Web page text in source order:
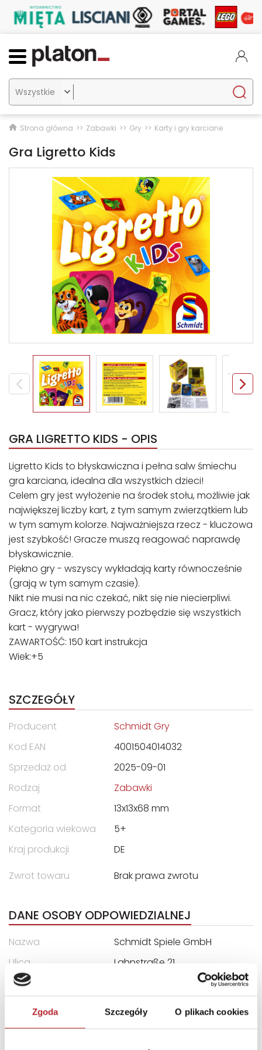
Zgoda Szczegóły O plikach cookies

Strona główna Zabawki Gry Karty i gry karciane
Gra Ligretto Kids
GRA LIGRETTO KIDS - OPIS
Ligretto Kids to błyskawiczna i pełna salw śmiechu
gra karciana, idealna dla wszystkich dzieci!
Celem gry jest wyłożenie na środek stołu, możliwie jak
największej liczby kart, z tym samym zwierzątkiem lub
w tym samym kolorze. Najważniejsza rzecz - kluczowa
jest szybkość! Gracze muszą reagować naprawdę
błyskawicznie.
Piękno gry - wszyscy wykładają karty równocześnie
(grają w tym samym czasie).
Nikt nie musi na nic czekać, nikt się nie niecierpliwi.
Gracz, który jako pierwszy pozbędzie się wszystkich
kart - wygrywa!
ZAWARTOŚĆ: 150 kart instrukcja
Wiek:+5
SZCZEGÓŁY
Producent
Schmidt Gry
Kod EAN
4001504014032
Sprzedaż od
2025-09-01
Rodzaj
Zabawki
Format
13x13x68 mm
Kategoria wiekowa
5+
Kraj produkcji
DE
Zwrot towaru
Brak prawa zwrotu
DANE OSOBY ODPOWIEDZIALNEJ
Nazwa
Schmidt Spiele GmbH
Ulica
Lahnstraße 21
Kod pocztowy